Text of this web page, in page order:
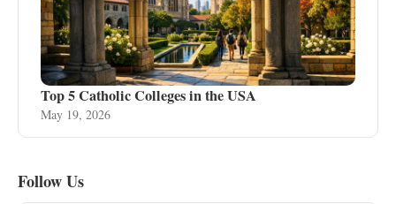
Top 5 Catholic Colleges in the USA
May 19, 2026
Follow Us